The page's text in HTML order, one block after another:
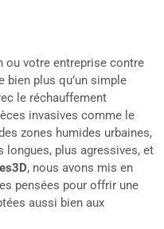
ou votre entreprise contre
bien plus qu’un simple
le réchauffement
invasives comme le
zones humides urbaines,
longues, plus agressives, et
, nous avons mis en
pensées pour offrir une
aussi bien aux